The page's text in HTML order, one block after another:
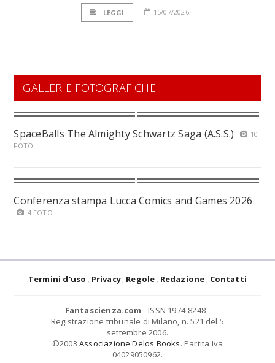
LEGGI 15/07/2026
GALLERIE FOTOGRAFICHE
SpaceBalls The Almighty Schwartz Saga (A.S.S.)
10
FOTO
Conferenza stampa Lucca Comics and Games 2026
4 FOTO
Termini d'uso Privacy Regole Redazione Contatti
Fantascienza.com - ISSN 1974-8248 -
Registrazione tribunale di Milano, n. 521 del 5
settembre 2006.
©2003 Associazione Delos Books. Partita Iva
04029050962.